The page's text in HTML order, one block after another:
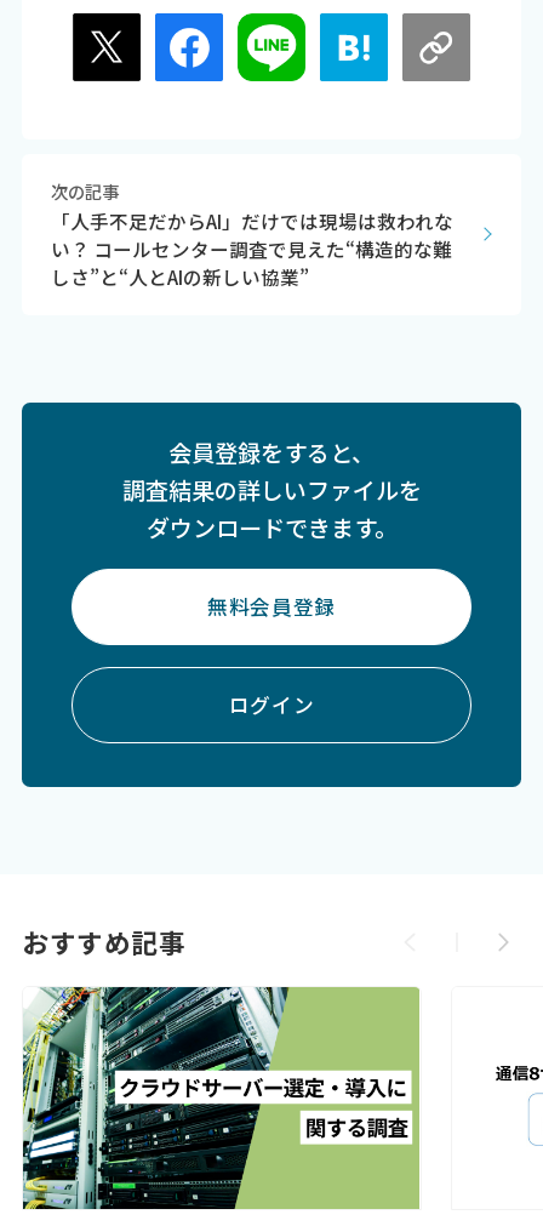
次の記事
「人手不足だからAI」だけでは現場は救われな
い？ コールセンター調査で見えた“構造的な難
しさ”と“人とAIの新しい協業”
会員登録をすると、
調査結果の詳しいファイルを
ダウンロードできます。
無料会員登録
ログイン
おすすめ記事